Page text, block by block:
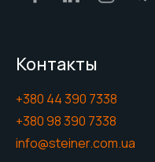
Контакты
+380 44 390 7338
+380 98 390 7338
info@steiner.com.ua